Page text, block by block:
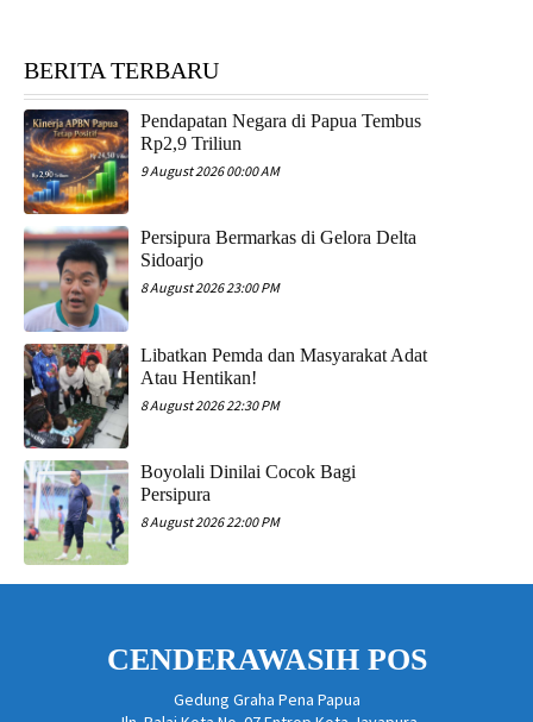
BERITA TERBARU
Pendapatan Negara di Papua Tembus
Rp2,9 Triliun
9 August 2026 00:00 AM
Persipura Bermarkas di Gelora Delta
Sidoarjo
8 August 2026 23:00 PM
Libatkan Pemda dan Masyarakat Adat
Atau Hentikan!
8 August 2026 22:30 PM
Boyolali Dinilai Cocok Bagi
Persipura
8 August 2026 22:00 PM
CENDERAWASIH POS
Gedung Graha Pena Papua